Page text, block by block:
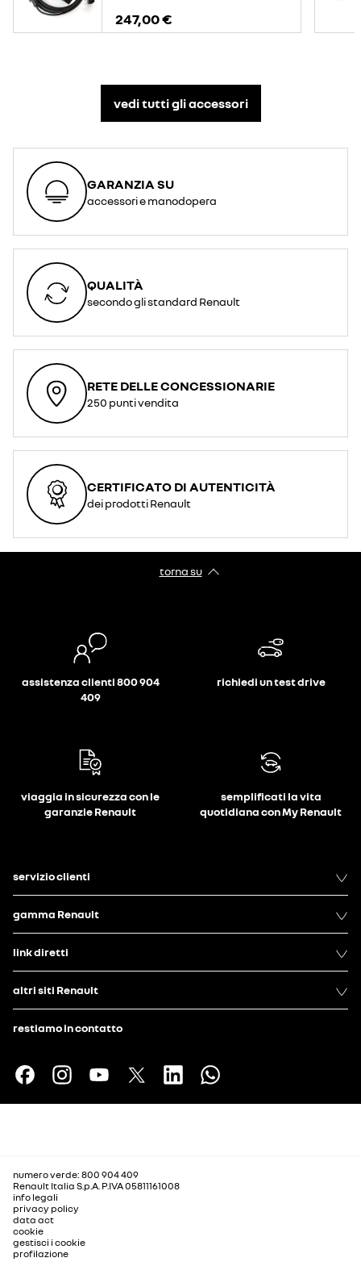
247,00 €
vedi tutti gli accessori​
GARANZIA SU
accessori e manodopera
QUALITÀ
secondo gli standard Renault
RETE DELLE CONCESSIONARIE
250 punti vendita
CERTIFICATO DI AUTENTICITÀ
dei prodotti Renault
torna su
assistenza clienti 800 904
409
richiedi un test drive
viaggia in sicurezza con le
garanzie Renault
semplificati la vita
quotidiana con My Renault
servizio clienti
gamma Renault
link diretti
altri siti Renault
restiamo in contatto
numero verde: 800 904 409
Renault Italia S.p.A. P.IVA 05811161008
info legali
privacy policy
data act
cookie
gestisci i cookie
profilazione